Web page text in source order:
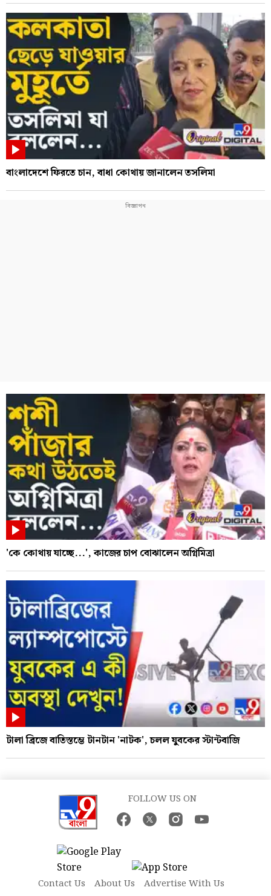
বাংলাদেশে ফিরতে চান, বাধা কোথায় জানালেন তসলিমা
'কে কোথায় যাচ্ছে...', কাজের চাপ বোঝালেন অগ্নিমিত্রা
টালা ব্রিজে বাতিস্তম্ভে টানটান 'নাটক', চলল যুবকের স্টান্টবাজি
FOLLOW US ON
Contact Us About Us Advertise With Us